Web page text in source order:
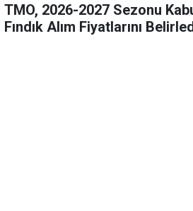
TMO, 2026-2027 Sezonu
Fındık Alım Fiyatlarını